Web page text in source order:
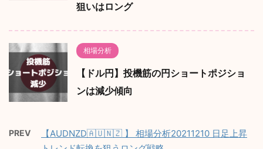
狙いはロング
相場分析
【ドル円】投機筋の円ショートポジショ
ンは減少傾向
PREV
【AUDNZD🇦🇺🇳🇿 】 相場分析20211210 日足上昇